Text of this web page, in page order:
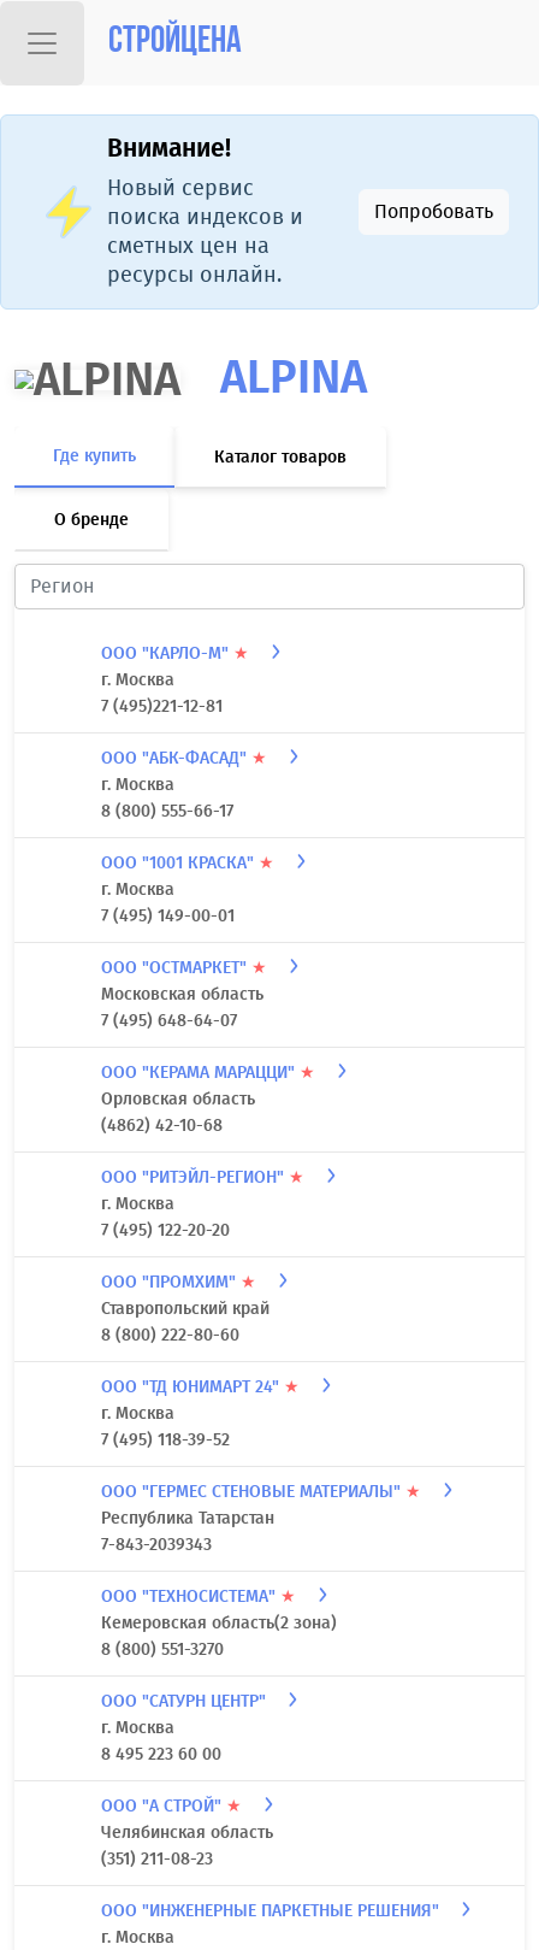
Стройцена
Внимание!
Новый сервис
поиска индексов и
сметных цен на
ресурсы онлайн.
Попробовать
ALPINA
Где купить Каталог товаров
О бренде
ООО "КАРЛО-М" ★
г. Москва
7 (495)221-12-81
ООО "АБК-ФАСАД" ★
г. Москва
8 (800) 555-66-17
ООО "1001 КРАСКА" ★
г. Москва
7 (495) 149-00-01
ООО "ОСТМАРКЕТ" ★
Московская область
7 (495) 648-64-07
ООО "КЕРАМА МАРАЦЦИ" ★
Орловская область
(4862) 42-10-68
ООО "РИТЭЙЛ-РЕГИОН" ★
г. Москва
7 (495) 122-20-20
ООО "ПРОМХИМ" ★
Ставропольский край
8 (800) 222-80-60
ООО "ТД ЮНИМАРТ 24" ★
г. Москва
7 (495) 118-39-52
ООО "ГЕРМЕС СТЕНОВЫЕ МАТЕРИАЛЫ" ★
Республика Татарстан
7-843-2039343
ООО "ТЕХНОСИСТЕМА" ★
Кемеровская область(2 зона)
8 (800) 551-3270
ООО "САТУРН ЦЕНТР"
г. Москва
8 495 223 60 00
ООО "А СТРОЙ" ★
Челябинская область
(351) 211-08-23
ООО "ИНЖЕНЕРНЫЕ ПАРКЕТНЫЕ РЕШЕНИЯ"
г. Москва